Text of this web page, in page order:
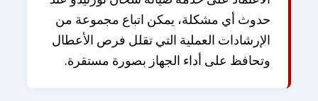
حدوث أي مشكلة، يمكن اتباع مجموعة من
الإرشادات العملية التي تقلل فرص الأعطال
وتحافظ على أداء الجهاز بصورة مستقرة.